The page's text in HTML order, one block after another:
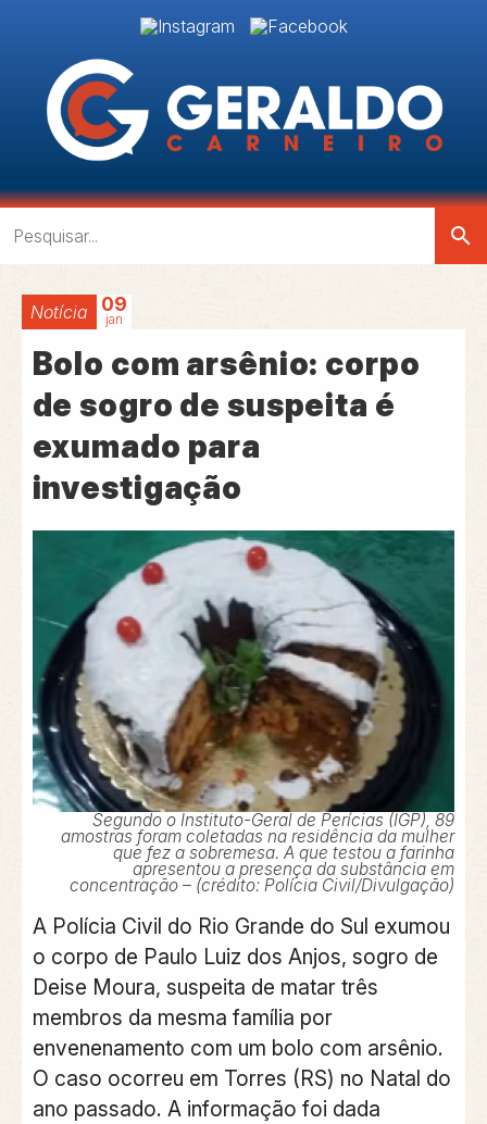
search
Notícia 09
jan
Bolo com arsênio: corpo
de sogro de suspeita é
exumado para
investigação
Segundo o Instituto-Geral de Perícias (IGP), 89
amostras foram coletadas na residência da mulher
que fez a sobremesa. A que testou a farinha
apresentou a presença da substância em
concentração – (crédito: Polícia Civil/Divulgação)
A Polícia Civil do Rio Grande do Sul exumou
o corpo de Paulo Luiz dos Anjos, sogro de
Deise Moura, suspeita de matar três
membros da mesma família por
envenenamento com um bolo com arsênio.
O caso ocorreu em Torres (RS) no Natal do
ano passado. A informação foi dada